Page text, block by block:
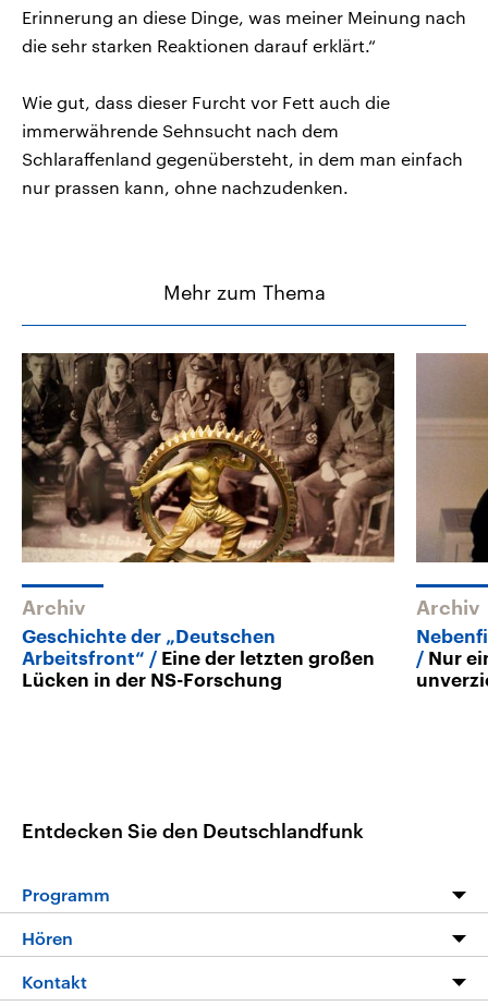
Erinnerung an diese Dinge, was meiner Meinung nach
die sehr starken Reaktionen darauf erklärt.“
Wie gut, dass dieser Furcht vor Fett auch die
immerwährende Sehnsucht nach dem
Schlaraffenland gegenübersteht, in dem man einfach
nur prassen kann, ohne nachzudenken.
Mehr zum Thema
Archiv
Geschichte der „Deutschen
Arbeitsfront“
Eine der letzten großen
Lücken in der NS-Forschung
Archiv
Nur
Entdecken Sie den Deutschlandfunk
Programm
Die Nachrichten
Hören
Livestream
Kontakt